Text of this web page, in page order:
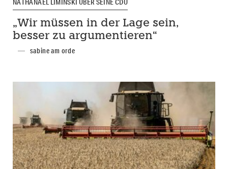
„Wir müssen in der Lage sein,
besser zu argumentieren“
sabine am orde